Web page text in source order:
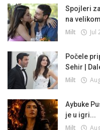
Spojleri
na
Milt Jul
Počele
Sehir |
Milt
Aybuke
je u igri...
Milt